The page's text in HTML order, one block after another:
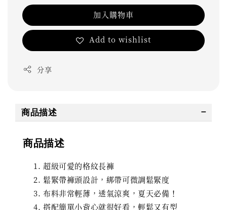
加入購物車
Add to wishlist
分享
商品描述
商品描述
超級可愛的格紋長褲
鬆緊帶褲頭設計，綁帶可微調鬆緊度
布料非常輕薄，透氣涼爽，夏天必備！
搭配簡單小背心就很好看，輕鬆又有型